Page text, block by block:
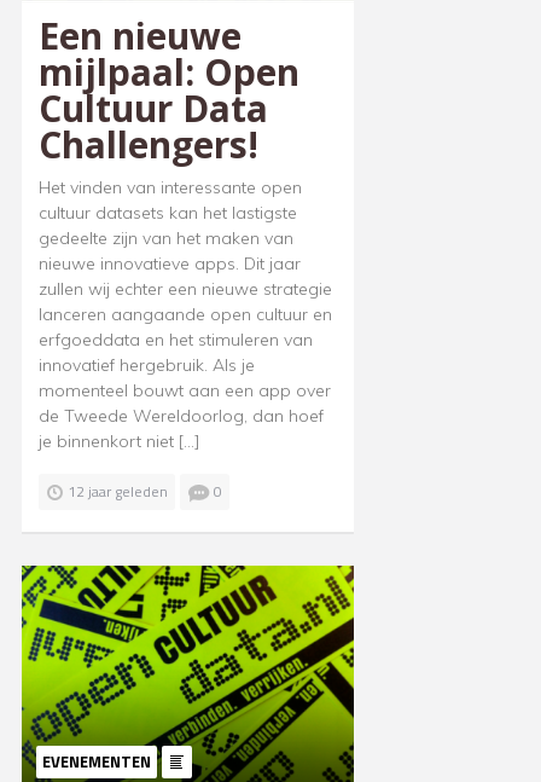
Een nieuwe
mijlpaal: Open
Cultuur Data
Challengers!
Het vinden van interessante open
cultuur datasets kan het lastigste
gedeelte zijn van het maken van
nieuwe innovatieve apps. Dit jaar
zullen wij echter een nieuwe strategie
lanceren aangaande open cultuur en
erfgoeddata en het stimuleren van
innovatief hergebruik. Als je
momenteel bouwt aan een app over
de Tweede Wereldoorlog, dan hoef
je binnenkort niet […]
12 jaar geleden 0
EVENEMENTEN